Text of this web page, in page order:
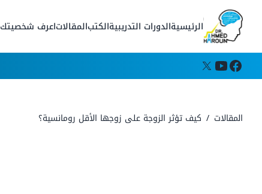
الرئيسيةالدورات التدريبيةالكتبالمقالاتاعرف شخصيتك
المقالات / كيف تؤثر الزوجة على زوجها الأقل رومانسية؟